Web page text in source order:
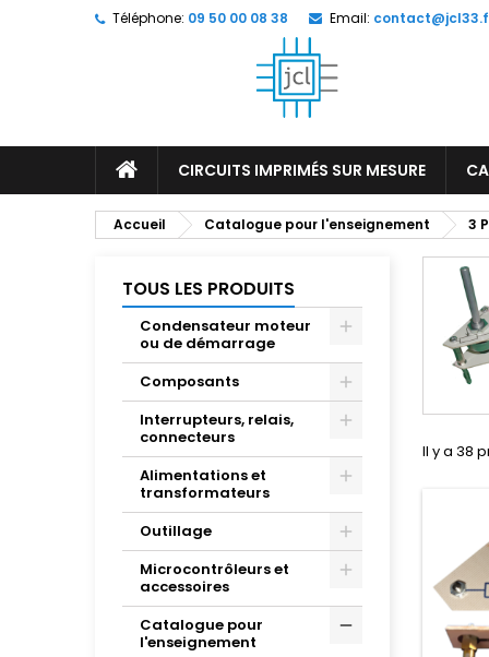
Téléphone: 09 50 00 08 38 Email:
CIRCUITS IMPRIMÉS SUR MESURE
Accueil Catalogue pour l'enseignement 3
TOUS LES PRODUITS
Condensateur moteur
ou de démarrage
Composants
Interrupteurs, relais,
connecteurs
Alimentations et
transformateurs
Outillage
Microcontrôleurs et
accessoires
Catalogue pour
l'enseignement
Il y a 38